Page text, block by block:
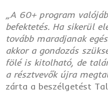
„A 60+ program
befektetés. Ha sikerül
tovább maradjanak
akkor a gondozás
fölé is kitolható, de
a résztvevők újra
zárta a beszélgetést